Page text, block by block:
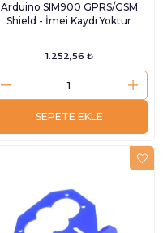
Arduino SIM900 GPRS/GSM
Shield - İmei Kaydı Yoktur
1.252,56 ₺
SEPETE EKLE